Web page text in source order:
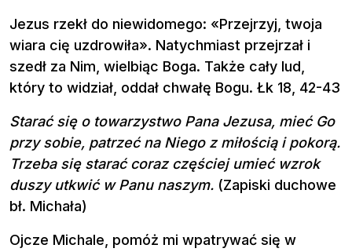
Jezus rzekł do niewidomego: «Przejrzyj, twoja
wiara cię uzdrowiła». Natychmiast przejrzał i
szedł za Nim, wielbiąc Boga. Także cały lud,
który to widział, oddał chwałę Bogu. Łk 18, 42-43
Starać się o towarzystwo Pana Jezusa, mieć Go
przy sobie, patrzeć na Niego z miłością i pokorą.
Trzeba się starać coraz częściej umieć wzrok
duszy utkwić w Panu naszym. (Zapiski duchowe
bł. Michała)
Ojcze Michale, pomóż mi wpatrywać się w